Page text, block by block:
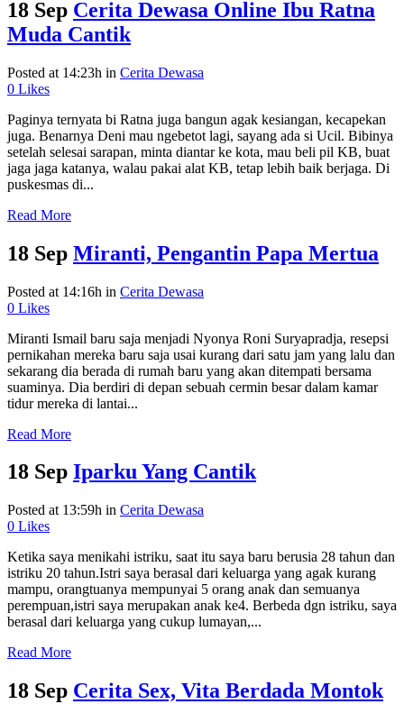
18 Sep Cerita Dewasa Online Ibu Ratna
Muda Cantik
Posted at 14:23h in Cerita Dewasa
0 Likes
Paginya ternyata bi Ratna juga bangun agak kesiangan, kecapekan
juga. Benarnya Deni mau ngebetot lagi, sayang ada si Ucil. Bibinya
setelah selesai sarapan, minta diantar ke kota, mau beli pil KB, buat
jaga jaga katanya, walau pakai alat KB, tetap lebih baik berjaga. Di
puskesmas di...
Read More
18 Sep Miranti, Pengantin Papa Mertua
Posted at 14:16h in Cerita Dewasa
0 Likes
Miranti Ismail baru saja menjadi Nyonya Roni Suryapradja, resepsi
pernikahan mereka baru saja usai kurang dari satu jam yang lalu dan
sekarang dia berada di rumah baru yang akan ditempati bersama
suaminya. Dia berdiri di depan sebuah cermin besar dalam kamar
tidur mereka di lantai...
Read More
18 Sep Iparku Yang Cantik
Posted at 13:59h in Cerita Dewasa
0 Likes
Ketika saya menikahi istriku, saat itu saya baru berusia 28 tahun dan
istriku 20 tahun.Istri saya berasal dari keluarga yang agak kurang
mampu, orangtuanya mempunyai 5 orang anak dan semuanya
perempuan,istri saya merupakan anak ke4. Berbeda dgn istriku, saya
berasal dari keluarga yang cukup lumayan,...
Read More
18 Sep Cerita Sex, Vita Berdada Montok